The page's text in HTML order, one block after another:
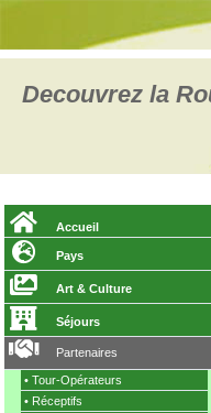
Decouvrez la
Accueil
Pays
Art & Culture
Séjours
Partenaires
• Tour-Opérateurs
• Réceptifs